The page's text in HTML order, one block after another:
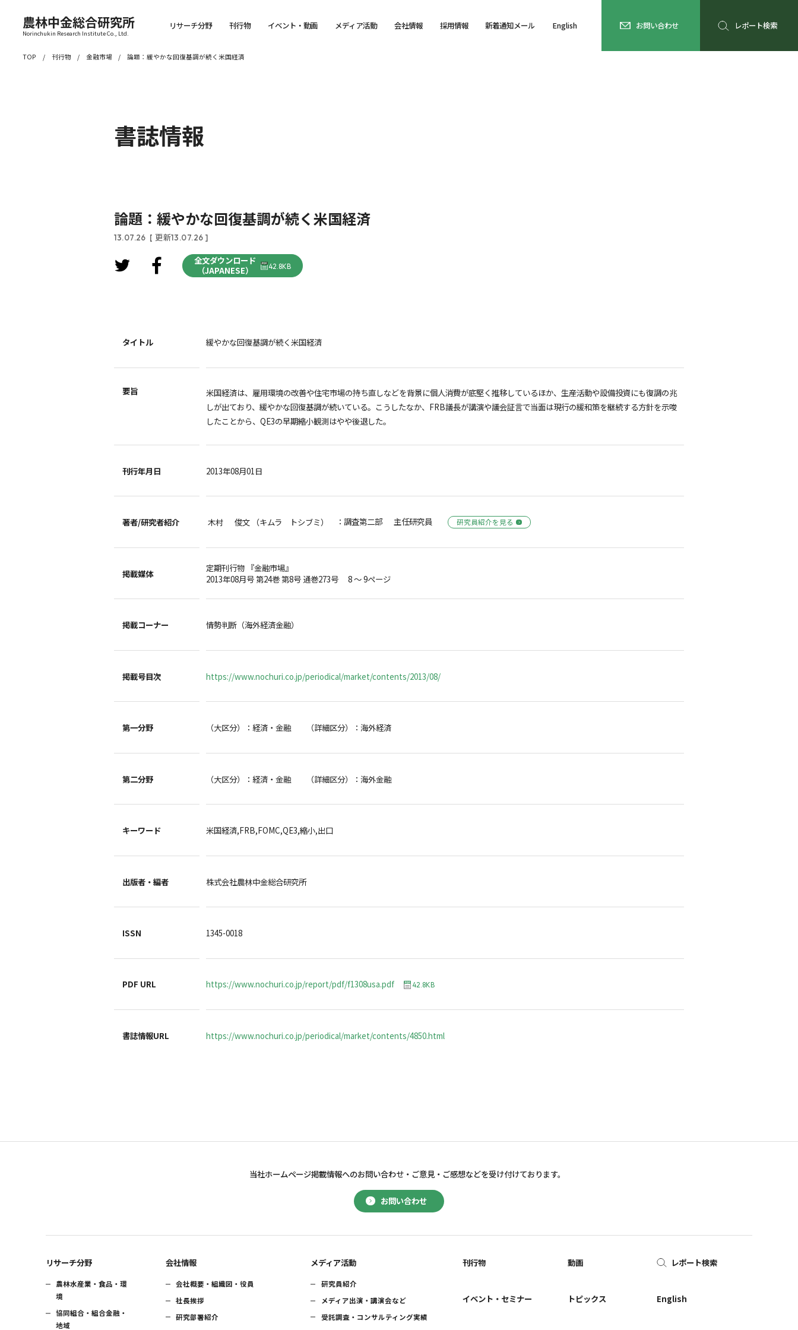
農林中金総合研究所
Norinchukin Research Institute Co., Ltd.
リサーチ分野 刊行物 イベント・動画 メディア活動 会社情報 採用情報 新着通知メール English お問い合わせ レポート検索
TOP 刊行物 金融市場 論題：緩やかな回復基調が続く米国経済
書誌情報
論題：緩やかな回復基調が続く米国経済
13.07.26 [ 更新13.07.26 ]
全文ダウンロード
（JAPANESE）
42.8KB
タイトル 緩やかな回復基調が続く米国経済
要旨
米国経済は、雇用環境の改善や住宅市場の持ち直しなどを背景に個人消費が底堅く推移しているほか、生産活動や設備投資にも復調の兆
しが出ており、緩やかな回復基調が続いている。こうしたなか、FRB議長が講演や議会証言で当面は現行の緩和策を継続する方針を示唆
したことから、QE3の早期縮小観測はやや後退した。
刊行年月日 2013年08月01日
著者/研究者紹介 木村 俊文 （キムラ トシブミ） ：調査第二部 主任研究員 研究員紹介を見る
掲載媒体
定期刊行物 『金融市場』
2013年08月号 第24巻 第8号 通巻273号 8 ～ 9ページ
掲載コーナー 情勢判断（海外経済金融）
掲載号目次 https://www.nochuri.co.jp/periodical/market/contents/2013/08/
第一分野 （大区分）：経済・金融 （詳細区分）：海外経済
第二分野 （大区分）：経済・金融 （詳細区分）：海外金融
キーワード 米国経済,FRB,FOMC,QE3,縮小,出口
出版者・編者 株式会社農林中金総合研究所
ISSN 1345-0018
PDF URL https://www.nochuri.co.jp/report/pdf/f1308usa.pdf 42.8KB
書誌情報URL https://www.nochuri.co.jp/periodical/market/contents/4850.html
お問い合わせ
当社ホームページ掲載情報へのお問い合わせ・ ご意見・ご感想などを受け付けております。
リサーチ分野
農林水産業・食品・環
境
協同組合・組合金融・
地域
会社情報
会社概要・組織図・役員
社長挨拶
研究部署紹介
メディア活動
研究員紹介
メディア出演・講演会など
受託調査・コンサルティング実績
刊行物
イベント・セミナー
動画
トピックス
レポート検索
English